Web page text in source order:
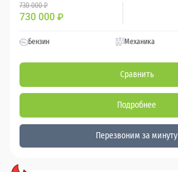
730 000 ₽
730 000 ₽
Бензин Механика
Сравнить
Подробнее
Перезвоним за минуту